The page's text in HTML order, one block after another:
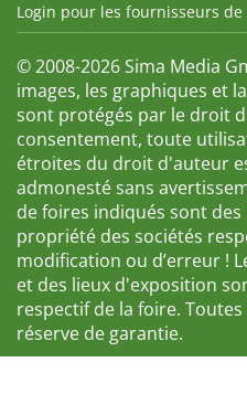
Login pour les fournisseurs de
© 2008-2026 Sima Media
images, les graphiques et
sont protégés par le droit
consentement, toute
étroites du droit d'auteur
admonesté sans
de foires indiqués sont
propriété des sociétés
modification ou d’erreur !
et des lieux d'exposition
respectif de la foire.
réserve de garantie.